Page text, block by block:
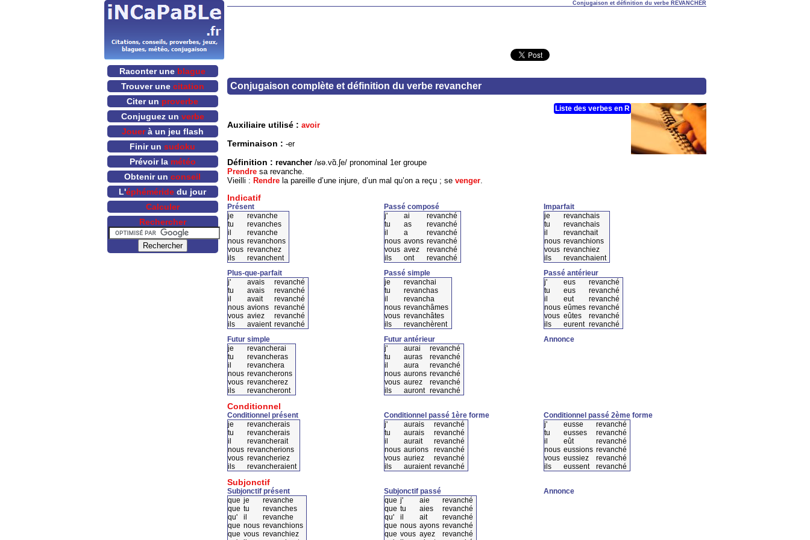
Conjugaison et définition du verbe REVANCHER
Conjugaison complète et définition du verbe revancher
Liste des verbes en R
Auxiliaire utilisé : avoir
Terminaison : -er
Définition : revancher/ʁə.vɑ̃.ʃe/ pronominal 1er groupe
Prendresa revanche.
Vieilli : Rendrela pareille d’une injure, d’un mal qu’on a reçu ; se venger.
Indicatif
Présent
je
revanche
tu
revanches
il
revanche
nous revanchons
vous revanchez
ils
revanchent
Plus-que-parfait
j'
avais
revanché
tu
avais
revanché
il
avait
revanché
nous avions
revanché
vous aviez
revanché
ils
avaient revanché
Futur simple
je
revancherai
tu
revancheras
il
revanchera
nous revancherons
vous revancherez
ils
revancheront
Passé composé
j'
ai
revanché
tu
as
revanché
il
a
revanché
nous avons revanché
vous avez
revanché
ils
ont
revanché
Passé simple
je
revanchai
tu
revanchas
il
revancha
nous revanchâmes
vous revanchâtes
ils
revanchèrent
Futur antérieur
j'
aurai
revanché
tu
auras
revanché
il
aura
revanché
nous aurons revanché
vous aurez
revanché
ils
auront revanché
Imparfait
je
revanchais
tu
revanchais
il
revanchait
nous revanchions
vous revanchiez
ils
revanchaient
Passé antérieur
j'
eus
revanché
tu
eus
revanché
il
eut
revanché
nous eûmes revanché
vous eûtes
revanché
ils
eurent revanché
Annonce
Conditionnel
Conditionnel présent
je
revancherais
tu
revancherais
il
revancherait
nous revancherions
vous revancheriez
ils
revancheraient
Conditionnel passé 1ère forme
j'
aurais
revanché
tu
aurais
revanché
il
aurait
revanché
nous aurions
revanché
vous auriez
revanché
ils
auraient revanché
Conditionnel passé 2ème forme
j'
eusse
revanché
tu
eusses
revanché
il
eût
revanché
nous eussions revanché
vous eussiez
revanché
ils
eussent revanché
Subjonctif
Subjonctif présent
que je
revanche
que tu
revanches
qu'
il
revanche
que nous revanchions
que vous revanchiez
Subjonctif passé
que j' aie
revanché
que tu aies
revanché
qu'
il ait
revanché
que nous ayons revanché
que vous ayez
revanché
Annonce
Raconter une blague
Trouver une citation
Citer un proverbe
Conjuguez un verbe
Jouerà un jeu flash
Finir un sudoku
Prévoir la météo
Obtenir un conseil
L'éphéméride du jour
Calculer
Rechercher